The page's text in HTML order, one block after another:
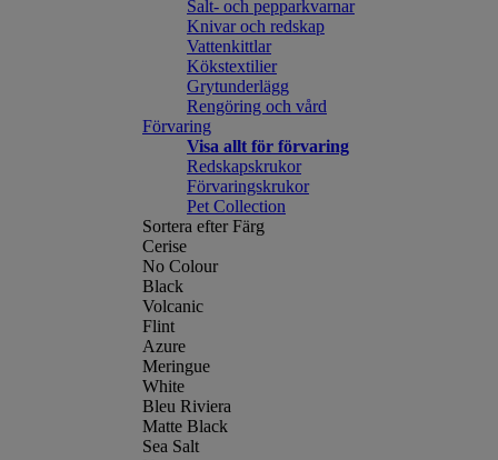
Salt- och pepparkvarnar
Knivar och redskap
Vattenkittlar
Kökstextilier
Grytunderlägg
Rengöring och vård
Förvaring
Visa allt för förvaring
Redskapskrukor
Förvaringskrukor
Pet Collection
Sortera efter Färg
Cerise
No Colour
Black
Volcanic
Flint
Azure
Meringue
White
Bleu Riviera
Matte Black
Sea Salt